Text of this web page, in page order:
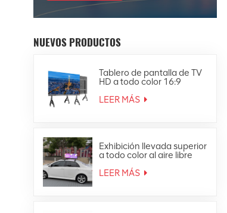
NUEVOS PRODUCTOS
Tablero de pantalla de TV
HD a todo color 16:9
4K
LEER MÁS
Exhibición llevada superior
a todo color al aire libre
publicidad móvil del techo
LEER MÁS